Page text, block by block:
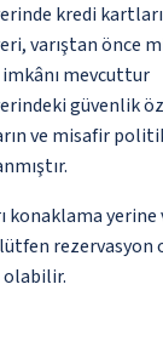
kredi
varıştan önce
mevcuttur
güvenlik
ve misafir
konaklama
lütfen
olabilir.